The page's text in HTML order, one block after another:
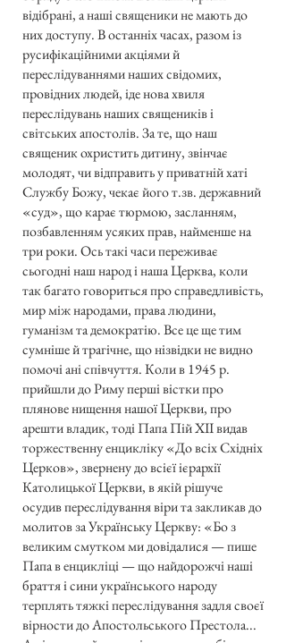
відібрані, а наші священики не мають до
них доступу. В останніх часах, разом із
русифікаційними акціями й
переслідуваннями наших свідомих,
провідних людей, іде нова хвиля
переслідувань наших священиків і
світських апостолів. За те, що наш
священик охристить дитину, звінчає
молодят, чи відправить у приватній хаті
Службу Божу, чекає його т.зв. державний
«суд», що карає тюрмою, засланням,
позбавленням усяких прав, найменше на
три роки. Ось такі часи переживає
сьогодні наш народ і наша Церква, коли
так багато говориться про справедливість,
мир між народами, права людини,
гуманізм та демократію. Все це ще тим
сумніше й трагічне, що нізвідки не видно
помочі ані співчуття. Коли в 1945 р.
прийшли до Риму перші вістки про
плянове нищення нашої Церкви, про
арешти владик, тоді Папа Пій XII видав
торжественну енцикліку «До всіх Східніх
Церков», звернену до всієї ієрархії
Католицької Церкви, в якій рішуче
осудив переслідування віри та закликав до
молитов за Українську Церкву: «Бо з
великим смутком ми довідалися — пише
Папа в енцикліці — що найдорожчі наші
браття і сини українського народу
терплять тяжкі переслідування задля своєї
вірности до Апостольського Престола...